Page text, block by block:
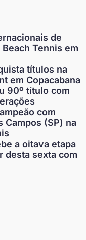
de
Tennis em
títulos na
em Copacabana
90º título com
com
Campos (SP) na
a oitava etapa
desta sexta com